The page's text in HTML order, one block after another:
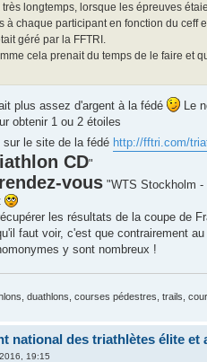
très longtemps, lorsque les épreuves
à chaque participant en fonction du ceff
géré par la FFTRI.
cela prenait du temps de le faire et
plus assez d'argent à la fédé
Le
obtenir 1 ou 2 étoiles
le site de la fédé http://fftri.com/
CD"
vous "WTS Stockholm -
les résultats de la coupe de
faut voir, c'est que contrairement
y sont nombreux !
duathlons, courses pédestres, trails,
national des triathlètes élite et
19:15